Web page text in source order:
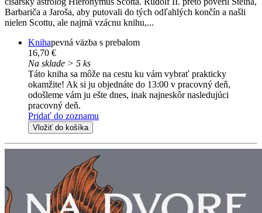
Barbariča a Jaroša, aby putovali do tých odľahlých končín a našli
nielen Scottu, ale najmä vzácnu knihu,...
Knihapevná väzba s prebalom
16,70 €
Na sklade > 5 ks
Táto kniha sa môže na cestu ku vám vybrať prakticky
okamžite! Ak si ju objednáte do 13:00 v pracovný deň,
odošleme vám ju ešte dnes, inak najneskôr nasledujúci
pracovný deň.
Pridať do zoznamu
Vložiť do košíka